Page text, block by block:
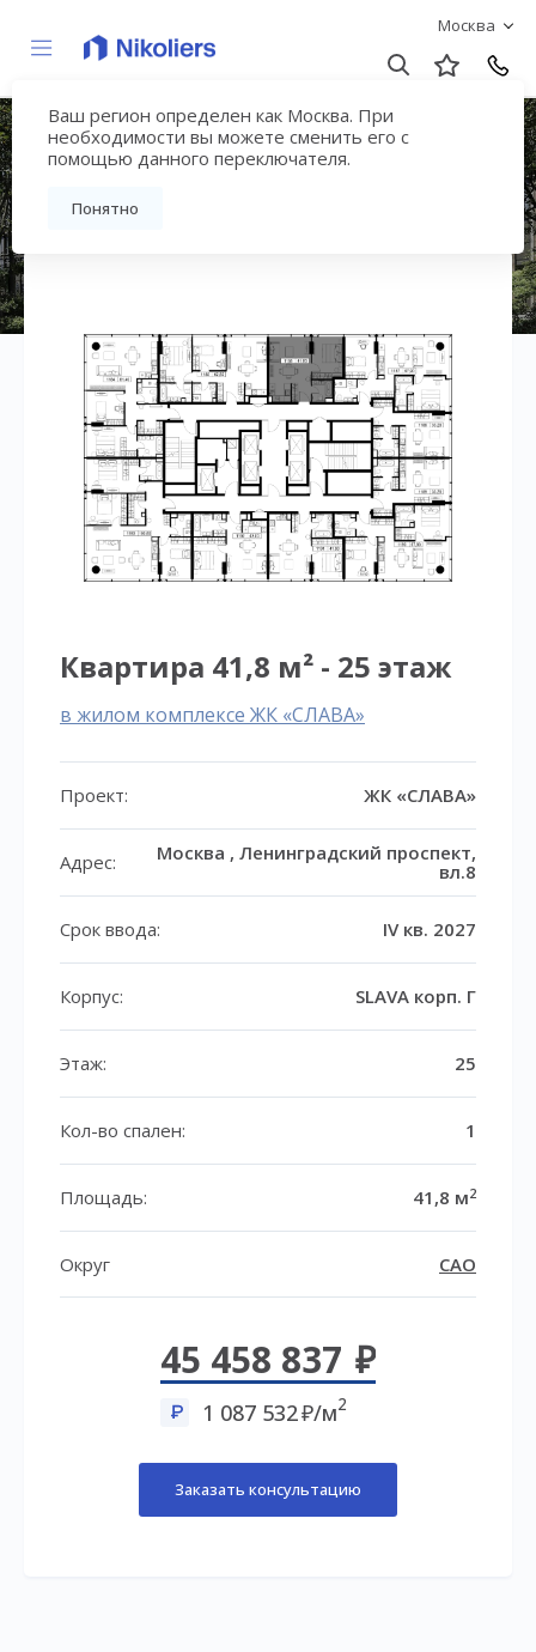
Москва
Ваш регион определен как Москва. При
необходимости вы можете сменить его с
помощью данного переключателя.
Понятно
ЖК «СЛАВА»
Вернуться на страницу жилого комплекса
Квартира 41,8 м² - 25 этаж
в жилом комплексе ЖК «СЛАВА»
Проект: ЖК «СЛАВА»
Адрес:
Москва , Ленинградский проспект,
вл.8
Срок ввода: IV кв. 2027
Корпус: SLAVA корп. Г
Этаж: 25
Кол-во спален: 1
Площадь: 41,8 м2
Округ САО
45 458 837
1 087 532 /м2
Заказать консультацию